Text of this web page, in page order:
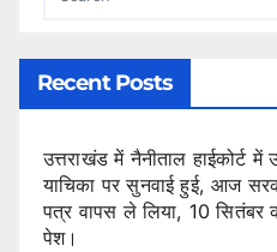
Recent Posts
उत्तराखंड में नैनीताल हाईकोर्ट में
याचिका पर सुनवाई हुई, आज
पत्र वापस ले लिया, 10 सितंबर
पेश।